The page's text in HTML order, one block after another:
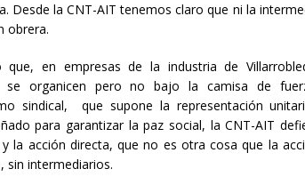
Desde la CNT-AIT tenemos claro que ni la
obrera.
que, en empresas de la industria de
se organicen pero no bajo la camisa de
sindical, que supone la representación
para garantizar la paz social, la CNT-AIT
la acción directa, que no es otra cosa que la
sin intermediarios.